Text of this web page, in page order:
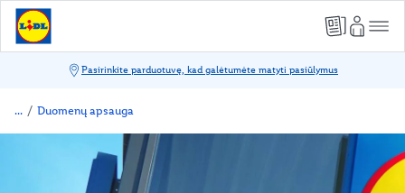
/ Duomenų apsauga